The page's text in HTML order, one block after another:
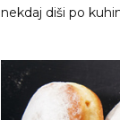
nekdaj diši po